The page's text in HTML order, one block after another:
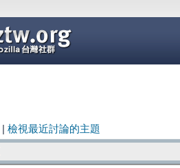
檢視最近討論的主題